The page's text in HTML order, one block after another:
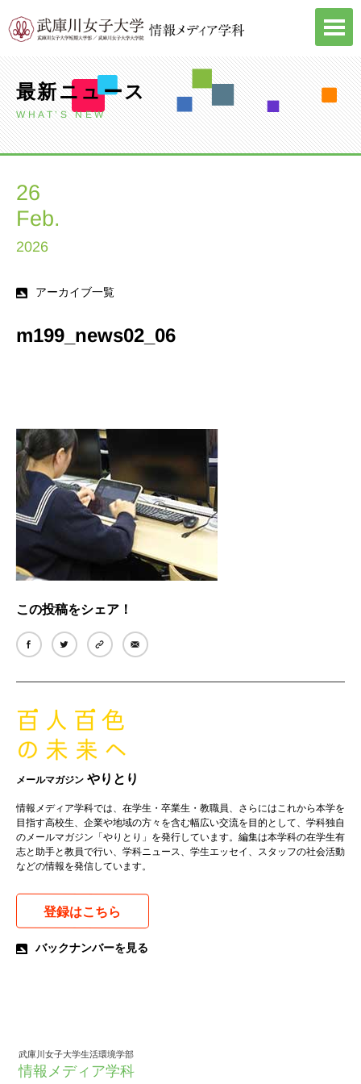
最新ニュース
WHAT’S NEW
26
Feb.
2026
アーカイブ一覧
m199_news02_06
この投稿をシェア！
メールマガジンやりとり
情報メディア学科では、在学生・卒業生・教職員、さらにはこれから本学を
目指す高校生、企業や地域の方々を含む幅広い交流を目的として、学科独自
のメールマガジン「やりとり」を発行しています。編集は本学科の在学生有
志と助手と教員で行い、学科ニュース、学生エッセイ、スタッフの社会活動
などの情報を発信しています。
登録はこちら
バックナンバーを見る
武庫川女子大学生活環境学部
情報メディア学科